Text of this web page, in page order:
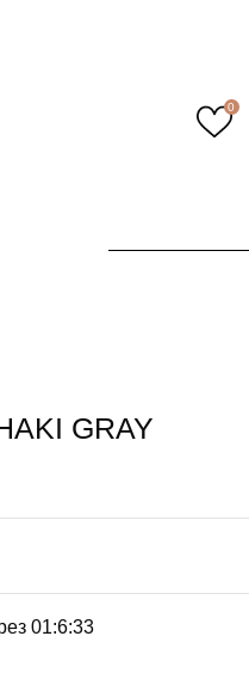
0
GRAY
01:6:33